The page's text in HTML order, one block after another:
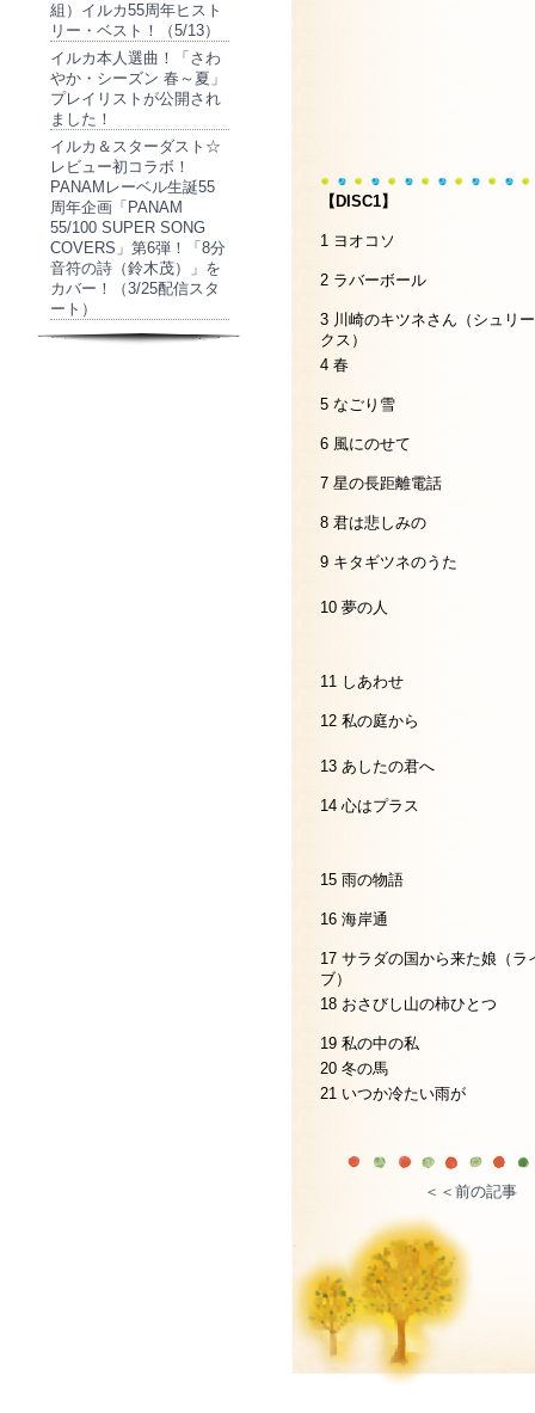
組）イルカ55周年ヒスト
リー・ベスト！（5/13）
イルカ本人選曲！「さわ
やか・シーズン 春～夏」
プレイリストが公開され
ました！
イルカ＆スターダスト☆
レビュー初コラボ！
PANAMレーベル生誕55
周年企画「PANAM
55/100 SUPER SONG
COVERS」第6弾！「8分
音符の詩（鈴木茂）」を
カバー！（3/25配信スタ
ート）
【DISC1】
1 ヨオコソ
2 ラバーボール
3 川崎のキツネさん（シュリー
クス）
4 春
5 なごり雪
6 風にのせて
7 星の長距離電話
8 君は悲しみの
9 キタギツネのうた
10 夢の人
11 しあわせ
12 私の庭から
13 あしたの君へ
14 心はプラス
15 雨の物語
16 海岸通
17 サラダの国から来た娘（ラ
ブ）
18 おさびし山の柿ひとつ
19 私の中の私
20 冬の馬
21 いつか冷たい雨が
＜＜前の記事